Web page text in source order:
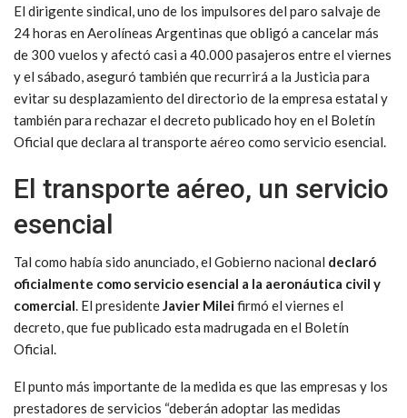
El dirigente sindical, uno de los impulsores del paro salvaje de
24 horas en Aerolíneas Argentinas que obligó a cancelar más
de 300 vuelos y afectó casi a 40.000 pasajeros entre el viernes
y el sábado, aseguró también que recurrirá a la Justicia para
evitar su desplazamiento del directorio de la empresa estatal y
también para rechazar el decreto publicado hoy en el Boletín
Oficial que declara al transporte aéreo como servicio esencial.
El transporte aéreo, un servicio
esencial
Tal como había sido anunciado, el Gobierno nacional declaró
oficialmente como servicio esencial a la aeronáutica civil y
comercial. El presidenteJavier Mileifirmó el viernes el
decreto, que fue publicado esta madrugada en el Boletín
Oficial.
El punto más importante de la medida es que las empresas y los
prestadores de servicios “deberán adoptar las medidas